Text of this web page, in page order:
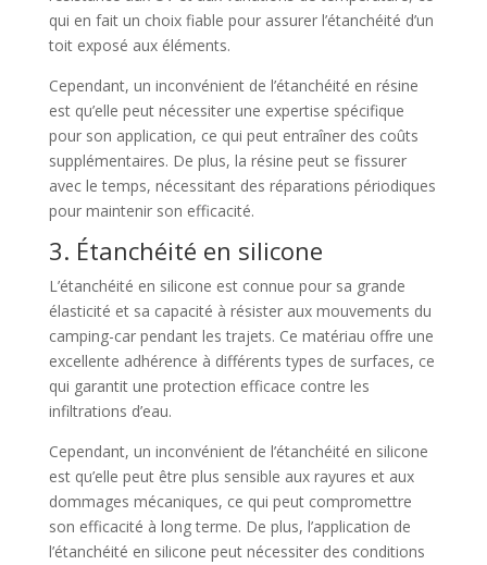
qui en fait un choix fiable pour assurer l’étanchéité d’un
toit exposé aux éléments.
Cependant, un inconvénient de l’étanchéité en résine
est qu’elle peut nécessiter une expertise spécifique
pour son application, ce qui peut entraîner des coûts
supplémentaires. De plus, la résine peut se fissurer
avec le temps, nécessitant des réparations périodiques
pour maintenir son efficacité.
3. Étanchéité en silicone
L’étanchéité en silicone est connue pour sa grande
élasticité et sa capacité à résister aux mouvements du
camping-car pendant les trajets. Ce matériau offre une
excellente adhérence à différents types de surfaces, ce
qui garantit une protection efficace contre les
infiltrations d’eau.
Cependant, un inconvénient de l’étanchéité en silicone
est qu’elle peut être plus sensible aux rayures et aux
dommages mécaniques, ce qui peut compromettre
son efficacité à long terme. De plus, l’application de
l’étanchéité en silicone peut nécessiter des conditions